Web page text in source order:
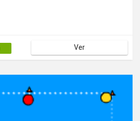
Ver